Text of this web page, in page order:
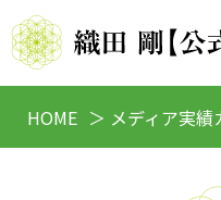
HOME メディア実績